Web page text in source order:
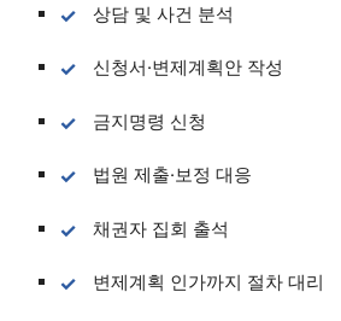
상담 및 사건 분석
신청서·변제계획안 작성
금지명령 신청
법원 제출·보정 대응
채권자 집회 출석
변제계획 인가까지 절차 대리